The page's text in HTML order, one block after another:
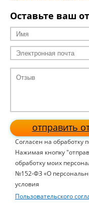
Оставьте ваш
отправить
Согласен на обработку
Нажимая кнопку
обработку моих
№152-ФЗ «О
условия
Пользовательского